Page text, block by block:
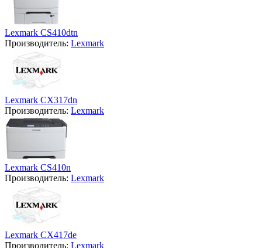
Lexmark CS410dtn
Производитель: Lexmark
Lexmark CX317dn
Производитель: Lexmark
Lexmark CS410n
Производитель: Lexmark
Lexmark CX417de
Производитель: Lexmark